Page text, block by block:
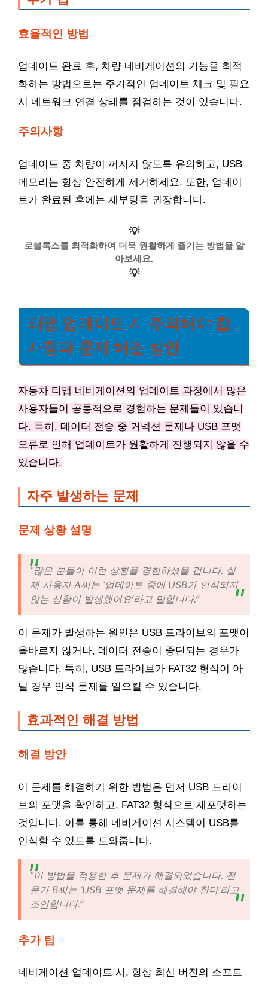
효율적인 방법
업데이트 완료 후, 차량 네비게이션의 기능을 최적
화하는 방법으로는 주기적인 업데이트 체크 및 필요
시 네트워크 연결 상태를 점검하는 것이 있습니다.
주의사항
업데이트 중 차량이 꺼지지 않도록 유의하고, USB
메모리는 항상 안전하게 제거하세요. 또한, 업데이
트가 완료된 후에는 재부팅을 권장합니다.
💡
로블록스를 최적화하여 더욱 원활하게 즐기는 방법을 알
아보세요.
💡
티맵 업데이트 시 주의해야 할
사항과 문제 해결 방안
자동차 티맵 네비게이션의 업데이트 과정에서 많은
사용자들이 공통적으로 경험하는 문제들이 있습니
다. 특히, 데이터 전송 중 커넥션 문제나 USB 포맷
오류로 인해 업데이트가 원활하게 진행되지 않을 수
있습니다.
자주 발생하는 문제
문제 상황 설명
“많은 분들이 이런 상황을 경험하셨을 겁니다. 실
제 사용자 A씨는 ‘업데이트 중에 USB가 인식되지
않는 상황이 발생했어요’라고 말합니다.”
이 문제가 발생하는 원인은 USB 드라이브의 포맷이
올바르지 않거나, 데이터 전송이 중단되는 경우가
많습니다. 특히, USB 드라이브가 FAT32 형식이 아
닐 경우 인식 문제를 일으킬 수 있습니다.
효과적인 해결 방법
해결 방안
이 문제를 해결하기 위한 방법은 먼저 USB 드라이
브의 포맷을 확인하고, FAT32 형식으로 재포맷하는
것입니다. 이를 통해 네비게이션 시스템이 USB를
인식할 수 있도록 도와줍니다.
“이 방법을 적용한 후 문제가 해결되었습니다. 전
문가 B씨는 ‘USB 포맷 문제를 해결해야 한다’라고
조언합니다.”
추가 팁
네비게이션 업데이트 시, 항상 최신 버전의 소프트